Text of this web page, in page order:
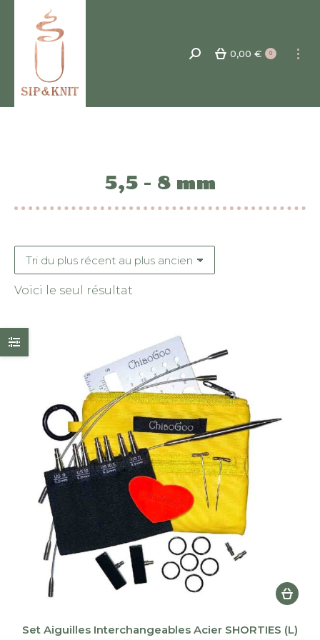
Recherche
0,00 € 0
5,5 - 8 mm
Voici le seul résultat
Set Aiguilles Interchangeables Acier SHORTIES (L)